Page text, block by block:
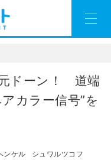
ドーン！ 道端
カラー信号”を
ンケル
シュワルツコフ